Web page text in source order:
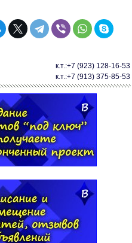
к.т.:+7 (923) 128-16-53
к.т.:+7 (913) 375-85-53